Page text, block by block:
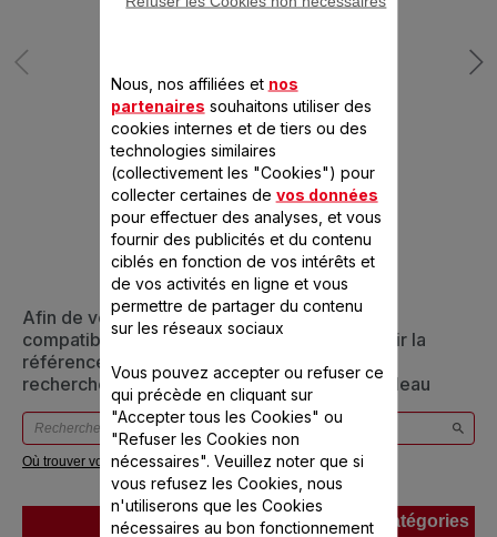
CONÇU POUR 3
PRODUIT(S)
Afin de vous assurer que cet article est bien
compatible avec votre appareil, veuillez saisir la
référence de votre produit dans la barre de
recherche ci-dessous ou vous référer au tableau
Où trouver votre référence ?
Produits Références
Catégories
Nous, nos affiliées et nos
partenaires souhaitons utiliser des
cookies internes et de tiers ou des
technologies similaires
(collectivement les "Cookies") pour
collecter certaines de vos données
pour effectuer des analyses, et vous
fournir des publicités et du contenu
ciblés en fonction de vos intérêts et
de vos activités en ligne et vous
permettre de partager du contenu
sur les réseaux sociaux
Vous pouvez accepter ou refuser ce
qui précède en cliquant sur
"Accepter tous les Cookies" ou
"Refuser les Cookies non
nécessaires". Veuillez noter que si
vous refusez les Cookies, nous
n'utiliserons que les Cookies
nécessaires au bon fonctionnement